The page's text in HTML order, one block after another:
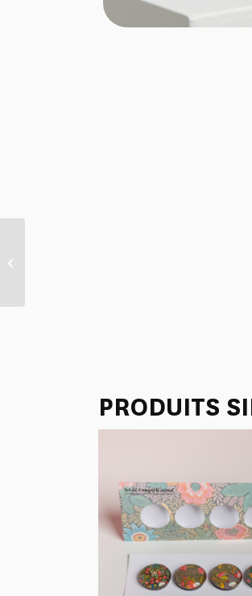
PRODUITS